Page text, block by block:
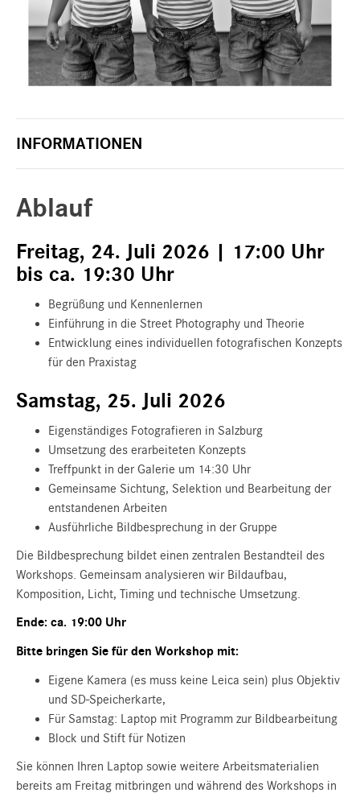
INFORMATIONEN
Ablauf
Freitag, 24. Juli 2026 | 17:00 Uhr
bis ca. 19:30 Uhr
Begrüßung und Kennenlernen
Einführung in die Street Photography und Theorie
Entwicklung eines individuellen fotografischen Konzepts
für den Praxistag
Samstag, 25. Juli 2026
Eigenständiges Fotografieren in Salzburg
Umsetzung des erarbeiteten Konzepts
Treffpunkt in der Galerie um 14:30 Uhr
Gemeinsame Sichtung, Selektion und Bearbeitung der
entstandenen Arbeiten
Ausführliche Bildbesprechung in der Gruppe
Die Bildbesprechung bildet einen zentralen Bestandteil des
Workshops. Gemeinsam analysieren wir Bildaufbau,
Komposition, Licht, Timing und technische Umsetzung.
Ende: ca. 19:00 Uhr
Bitte bringen Sie für den Workshop mit:
Eigene Kamera (es muss keine Leica sein) plus Objektiv
und SD-Speicherkarte,
Für Samstag: Laptop mit Programm zur Bildbearbeitung
Block und Stift für Notizen
Sie können Ihren Laptop sowie weitere Arbeitsmaterialien
bereits am Freitag mitbringen und während des Workshops in